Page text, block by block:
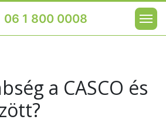
06 1 800 0008
a CASCO és